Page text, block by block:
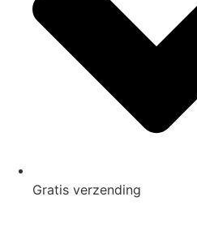
Gratis verzending